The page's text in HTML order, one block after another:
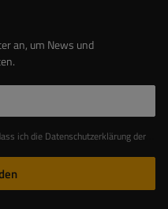
an, um News und
der Website zur Kenntnis genommen habe